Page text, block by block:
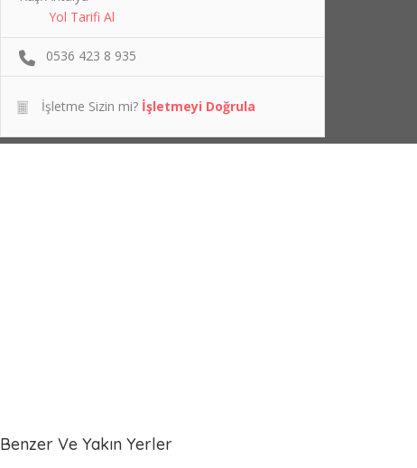
Yol Tarifi Al
0536 423 8 935
İşletme Sizin mi? İşletmeyi Doğrula
Benzer Ve Yakın Yerler